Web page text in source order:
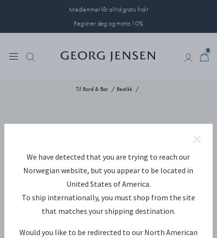
Medlemmer får alltid gratis frakt
Registrer deg og motta 10%
0
Til Bord & Bar Bestikk
We have detected that you are trying to reach our
Norwegian website, but you appear to be located in
United States of America.
To ship internationally, you must shop from the site
that matches your shipping destination.
Would you like to be redirected to our North American